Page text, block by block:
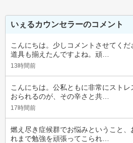
いぇるカウンセラーのコメント
こんにちは。少しコメントさせてく
道具も揃えたんですよね。頑…
13時間前
こんにちは。公私ともに非常にスト
おられるのが、その辛さと共…
17時間前
燃え尽き症候群でお悩みということ、
れまで勉強を頑張ってこられ…